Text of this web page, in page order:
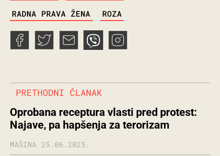
RADNA PRAVA ŽENA ROZA
PRETHODNI ČLANAK
Oprobana receptura vlasti pred protest:
Najave, pa hapšenja za terorizam
MAŠINA 25.06.2025.